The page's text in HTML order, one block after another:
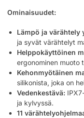
Ominaisuudet:
Lämpö ja värähtely
ja syvät värähtelyt
Helppokäyttöinen
ergonominen muoto
Kehonmyötäinen
silikonista, joka on
Vedenkestävä:
ja kylvyssä.
11